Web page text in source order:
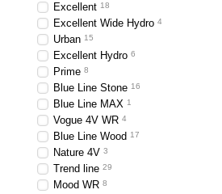
Excellent 18
Excellent Wide Hydro 4
Urban 15
Excellent Hydro 6
Prime 8
Blue Line Stone 16
Blue Line MAX 1
Vogue 4V WR 4
Blue Line Wood 17
Nature 4V 3
Trend line 29
Mood WR 8